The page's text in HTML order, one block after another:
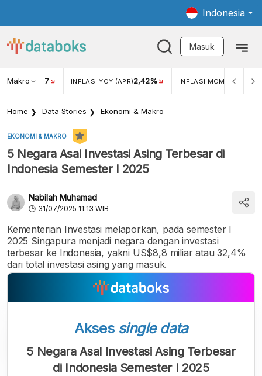
Indonesia
Masuk
Makro
USD/IDR 17 INFLASI YOY (APR)2,42% INFLASI MOM (MAR)
Home Data Stories Ekonomi & Makro
EKONOMI & MAKRO
5 Negara Asal Investasi Asing Terbesar di
Indonesia Semester I 2025
Nabilah Muhamad
31/07/2025 11:13 WIB
Kementerian Investasi melaporkan, pada semester I
2025 Singapura menjadi negara dengan investasi
terbesar ke Indonesia, yakni US$8,8 miliar atau 32,4%
dari total investasi asing yang masuk.
Akses single data
5 Negara Asal Investasi Asing Terbesar
di Indonesia Semester I 2025